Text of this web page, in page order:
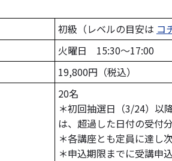
初級（レベルの目安は コ
火曜日 15:30～17:00
19,800円（税込）
20名
＊初回抽選日（3/24）以
は、超過した日付の受付
＊各講座とも定員に達し
＊申込期限までに受講申